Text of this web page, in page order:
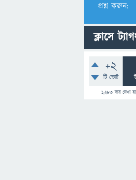
প্রশ্ন করুন:
ক্লাসে
+2
টি ভোট
1,283বার দেখা